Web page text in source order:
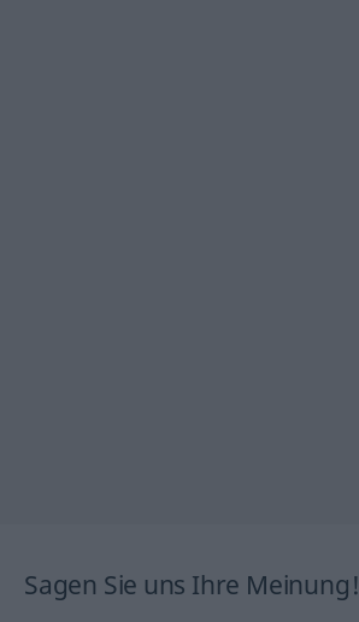
Sagen Sie uns Ihre Meinung!